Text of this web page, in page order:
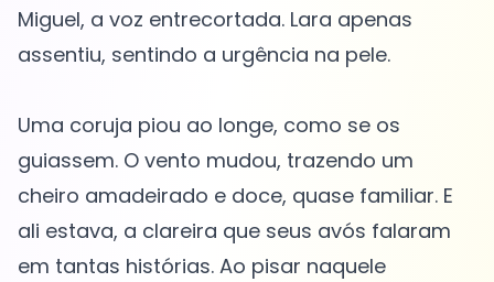
Miguel, a voz entrecortada. Lara apenas
assentiu, sentindo a urgência na pele.
Uma coruja piou ao longe, como se os
guiassem. O vento mudou, trazendo um
cheiro amadeirado e doce, quase familiar. E
ali estava, a clareira que seus avós falaram
em tantas histórias. Ao pisar naquele